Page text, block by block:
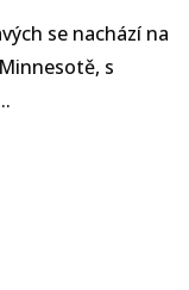
se nachází na
s